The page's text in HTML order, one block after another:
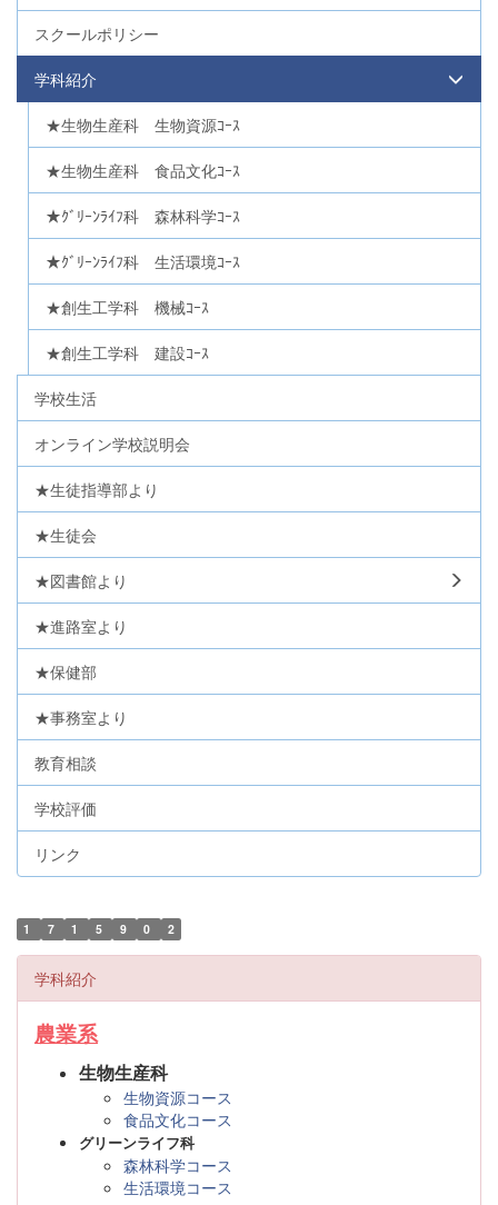
スクールポリシー
学科紹介
★生物生産科 生物資源ｺｰｽ
★生物生産科 食品文化ｺｰｽ
★ｸﾞﾘｰﾝﾗｲﾌ科 森林科学ｺｰｽ
★ｸﾞﾘｰﾝﾗｲﾌ科 生活環境ｺｰｽ
★創生工学科 機械ｺｰｽ
★創生工学科 建設ｺｰｽ
学校生活
オンライン学校説明会
★生徒指導部より
★生徒会
★図書館より
★進路室より
★保健部
★事務室より
教育相談
学校評価
リンク
1 7 1 5 9 0 2
学科紹介
農業系
生物生産科
生物資源コース
食品文化コース
グリーンライフ科
森林科学コース
生活環境コース